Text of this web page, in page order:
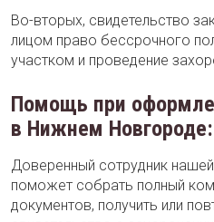
Во-вторых, свидетельство
лицом право бессрочного
участком и проведение
Помощь при
в Нижнем Новгороде:
Доверенный сотрудник
поможет собрать полный
документов, получить или